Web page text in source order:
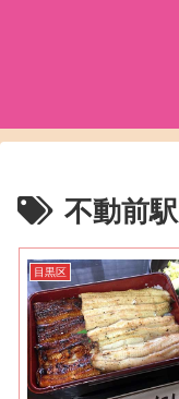
不動前駅
目黒区